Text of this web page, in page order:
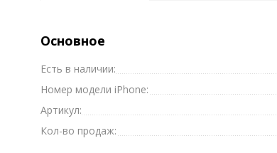
Основное
Есть в наличии:
Номер модели iPhone:
Артикул:
Кол-во продаж: